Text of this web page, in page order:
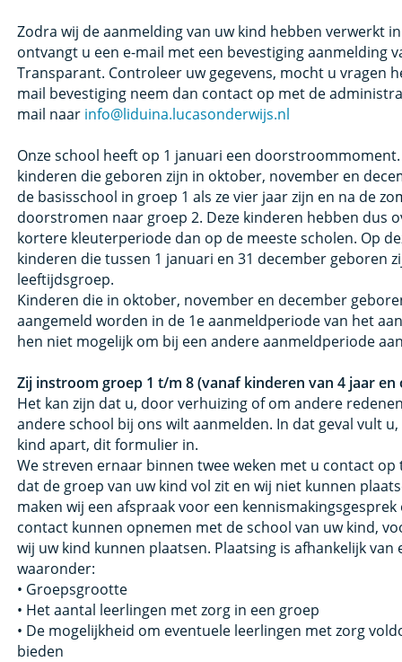
Zodra wij de aanmelding van uw kind hebben verwerkt
ontvangt u een e-mail met een bevestiging aanmelding
Transparant. Controleer uw gegevens, mocht u vragen
mail bevestiging neem dan contact op met de
mail naar info@liduina.lucasonderwijs.nl
Onze school heeft op 1 januari een
kinderen die geboren zijn in oktober, november en
de basisschool in groep 1 als ze vier jaar zijn en na de
doorstromen naar groep 2. Deze kinderen hebben dus
kortere kleuterperiode dan op de meeste scholen. Op
kinderen die tussen 1 januari en 31 december geboren
leeftijdsgroep.
Kinderen die in oktober, november en december
aangemeld worden in de 1e aanmeldperiode van het
hen niet mogelijk om bij een andere aanmeldperiode
Zij instroom groep 1 t/m 8 (vanaf kinderen van 4 jaar en
Het kan zijn dat u, door verhuizing of om andere
andere school bij ons wilt aanmelden. In dat geval vult
kind apart, dit formulier in.
We streven ernaar binnen twee weken met u contact op
dat de groep van uw kind vol zit en wij niet kunnen
maken wij een afspraak voor een
contact kunnen opnemen met de school van uw kind,
wij uw kind kunnen plaatsen. Plaatsing is afhankelijk van
waaronder:
• Groepsgrootte
• Het aantal leerlingen met zorg in een groep
• De mogelijkheid om eventuele leerlingen met zorg
bieden